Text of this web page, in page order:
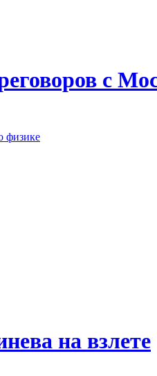
с
физике
на взлете